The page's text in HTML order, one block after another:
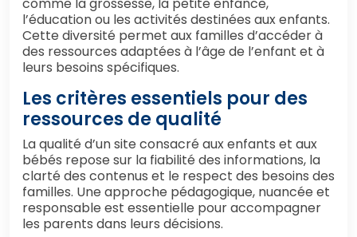
l’éducation ou les activités destinées aux enfants.
Cette diversité permet aux familles d’accéder à
des ressources adaptées à l’âge de l’enfant et à
leurs besoins spécifiques.
Les critères essentiels pour des
ressources de qualité
La qualité d’un site consacré aux enfants et aux
bébés repose sur la fiabilité des informations, la
clarté des contenus et le respect des besoins des
familles. Une approche pédagogique, nuancée et
responsable est essentielle pour accompagner
les parents dans leurs décisions.